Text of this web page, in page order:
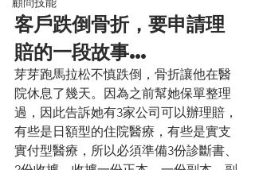
客戶跌倒骨折，要申請理
賠的一段故事…
芽芽跑馬拉松不慎跌倒，骨折讓他在醫
院休息了幾天。因為之前幫她保單整理
過，因此告訴她有3家公司可以辦理賠，
有些是日額型的住院醫療，有些是實支
實付型醫療，所以必須準備3份診斷書、